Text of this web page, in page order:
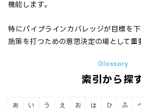
機能します。
特にパイプラインカバレッジが目標を下
施策を打つための意思決定の場として重
索引から探
あ い う え お は ひ ふ